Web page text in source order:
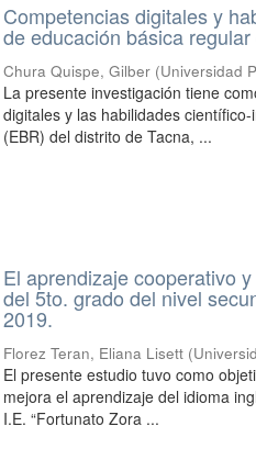
Competencias digitales y
de educación básica
Chura Quispe, Gilber (Universidad
La presente investigación tiene
digitales y las habilidades
(EBR) del distrito de Tacna, ...
El aprendizaje cooperativo
del 5to. grado del nivel
2019.
Florez Teran, Eliana Lisett (
El presente estudio tuvo como
mejora el aprendizaje del idioma
I.E. “Fortunato Zora ...